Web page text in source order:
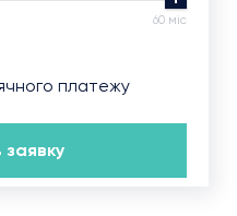
60 міс
платежу